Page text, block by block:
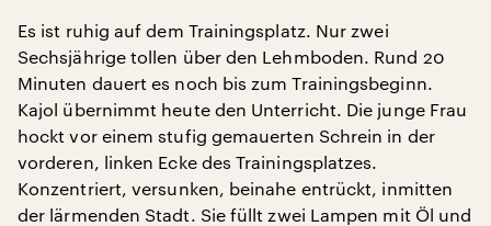
Es ist ruhig auf dem Trainingsplatz. Nur zwei
Sechsjährige tollen über den Lehmboden. Rund 20
Minuten dauert es noch bis zum Trainingsbeginn.
Kajol übernimmt heute den Unterricht. Die junge Frau
hockt vor einem stufig gemauerten Schrein in der
vorderen, linken Ecke des Trainingsplatzes.
Konzentriert, versunken, beinahe entrückt, inmitten
der lärmenden Stadt. Sie füllt zwei Lampen mit Öl und